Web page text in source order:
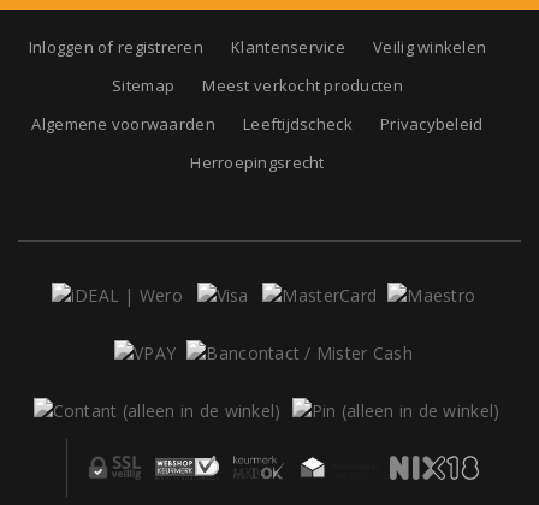
Inloggen of registreren Klantenservice
Veilig winkelen
Sitemap
Meest verkocht producten
Algemene voorwaarden
Leeftijdscheck
Privacybeleid
Herroepingsrecht